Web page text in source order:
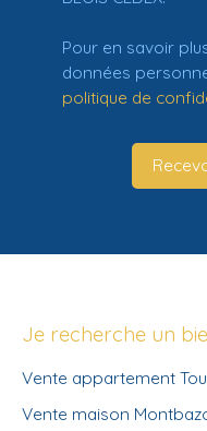
Pour en savoir
données
politique de
Je recherche un
Vente appartement
Vente maison